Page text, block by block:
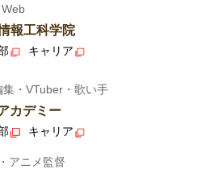
報工科学院
キャリア
・VTuber・歌い手
カデミー
キャリア
アニメ監督